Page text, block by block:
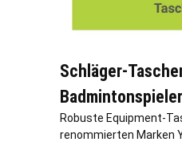
Schläger-
Badmintonspieler
Robuste Equipment-
renommierten Marken